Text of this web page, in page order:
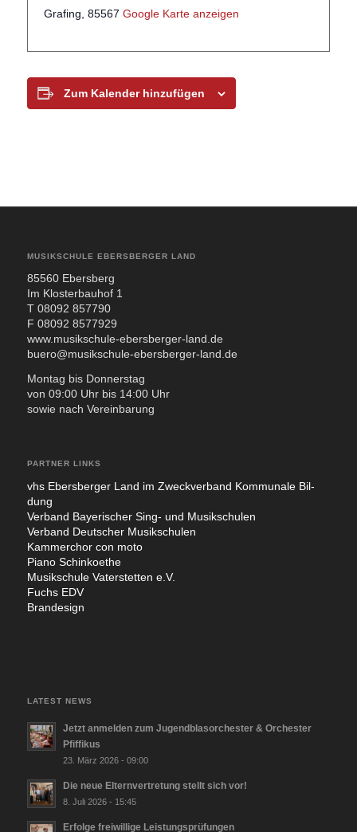
Grafing 85567 Google Karte anzeigen
Zum Kalender hinzufügen
MUSIKSCHULE EBERSBERGER LAND
85560 Ebers­berg
Im Klos­ter­bau­hof 1
T 08092 857790
F 08092 8577929
www.musikschule-ebersberger-land.de
buero@musikschule-ebersberger-land.de
Mon­tag bis Don­ners­tag
von 09:00 Uhr bis 14:00 Uhr
sowie nach Ver­ein­ba­rung
PARTNER LINKS
vhs Ebers­ber­ger Land im Zweck­ver­band Kom­mu­na­le Bil­
dung
Ver­band Baye­ri­scher Sing- und Musik­schu­len
Ver­band Deut­scher Musik­schu­len
Kam­mer­chor con moto
Pia­no Sch­in­koe­the
Musik­schu­le Vater­stet­ten e.V.
Fuchs EDV
Bran­de­sign
LATEST NEWS
Jetzt anmelden zum Jugendblasorchester & Orchester
Pfiffikus
23. März 2026 - 09:00
Die neue Elternvertretung stellt sich vor!
8. Juli 2026 - 15:45
Erfolge freiwillige Leistungsprüfungen